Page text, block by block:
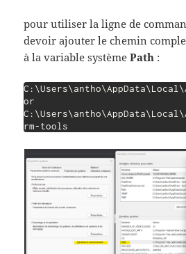
pour utiliser la ligne de
devoir ajouter le chemin
à la variable systèmePath :
or
rm-tools